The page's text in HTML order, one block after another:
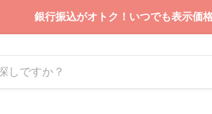
銀行振込がオトク！いつでも表示価